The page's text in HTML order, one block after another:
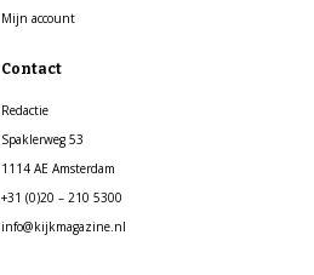
Mijn account
Contact
Redactie
Spaklerweg 53
1114 AE Amsterdam
+31 (0)20 – 210 5300
info@kijkmagazine.nl